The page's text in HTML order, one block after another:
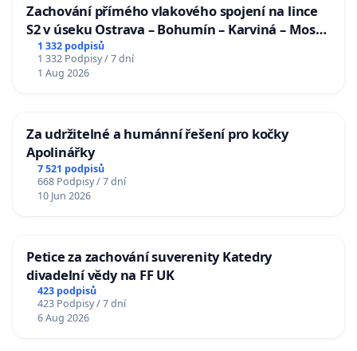
Zachování přímého vlakového spojení na lince
S2 v úseku Ostrava – Bohumín – Karviná – Mosty
u Jablunkova
1 332 podpisů
1 332 Podpisy / 7 dní
1 Aug 2026
Za udržitelné a humánní řešení pro kočky
Apolinářky
7 521 podpisů
668 Podpisy / 7 dní
10 Jun 2026
Petice za zachování suverenity Katedry
divadelní vědy na FF UK
423 podpisů
423 Podpisy / 7 dní
6 Aug 2026